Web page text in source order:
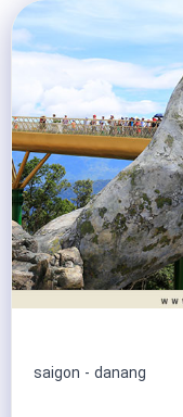
saigon - danang